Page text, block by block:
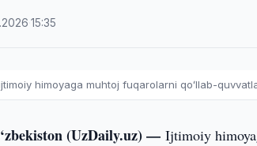
·15:35
himoyaga muhtoj fuqarolarni qoʻllab-
(UzDaily.uz) —Ijtimoiy